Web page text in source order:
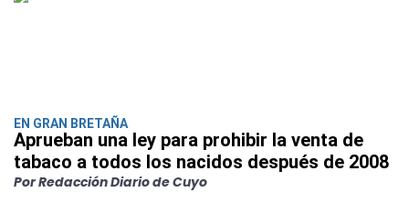
EN GRAN BRETAÑA
Aprueban una ley para prohibir la venta de
tabaco a todos los nacidos después de 2008
Por Redacción Diario de Cuyo